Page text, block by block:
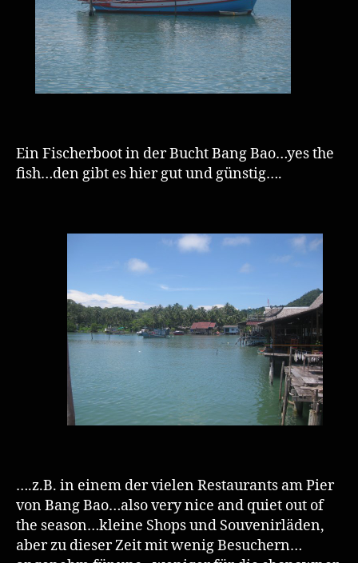
Ein Fischerboot in der Bucht Bang Bao…yes the
fish…den gibt es hier gut und günstig….
….z.B. in einem der vielen Restaurants am Pier
von Bang Bao…also very nice and quiet out of
the season…kleine Shops und Souvenirläden,
aber zu dieser Zeit mit wenig Besuchern…